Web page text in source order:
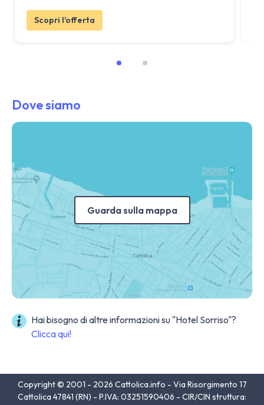
Scopri l'offerta
Dove siamo
Guarda sulla mappa
Hai bisogno di altre informazioni su "Hotel Sorriso"?
Clicca qui!
Copyright © 2001 - 2026 Cattolica.info - Via Risorgimento 17
Cattolica 47841 (RN) - P.IVA: 03251590406 - CIR/CIN struttura: